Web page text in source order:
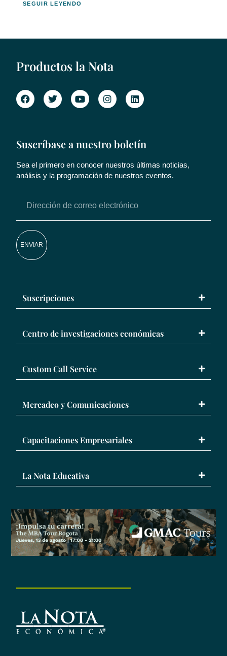
SEGUIR LEYENDO
Productos la Nota
Suscríbase a nuestro boletín
Sea el primero en conocer nuestros últimas noticias,
análisis y la programación de nuestros eventos.
ENVIAR
Suscripciones
Centro de investigaciones económicas
Custom Call Service
Mercadeo y Comunicaciones
Capacitaciones Empresariales
La Nota Educativa